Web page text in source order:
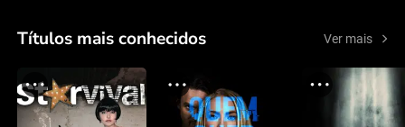
Títulos mais conhecidos Ver mais